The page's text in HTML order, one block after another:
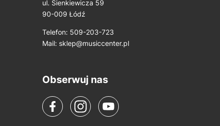
ul. Sienkiewicza 59
90-009 Łódź
Telefon: 509-203-723
Mail: sklep@musiccenter.pl
Obserwuj nas